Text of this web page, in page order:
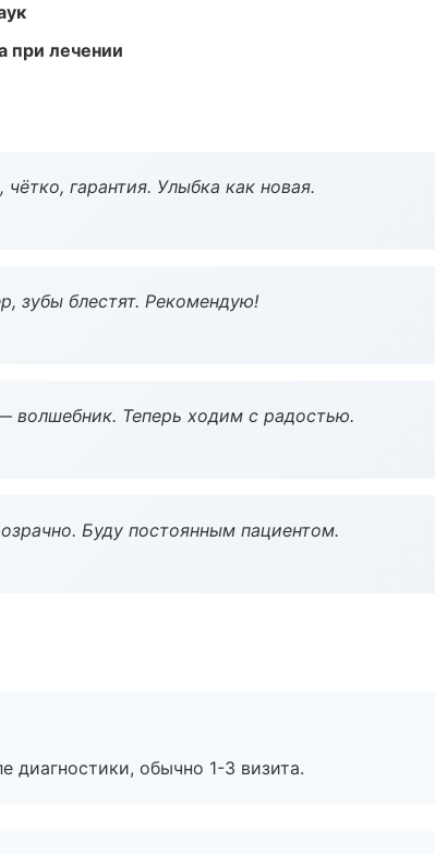
при лечении
гарантия. Улыбка как новая.
зубы блестят. Рекомендую!
волшебник. Теперь ходим с радостью.
Буду постоянным пациентом.
диагностики, обычно 1-3 визита.